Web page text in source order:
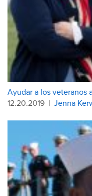
Ayudar a los veteranos
12.20.2019 | Jenna